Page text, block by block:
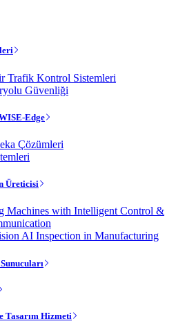
Trafik Kontrol Sistemleri
Güvenliği
Edge
Çözümleri
Üreticisi
Machines with Intelligent Control &
AI Inspection in Manufacturing
Tasarım Hizmeti